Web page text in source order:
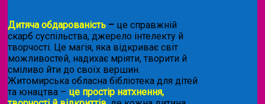
Дитяча обдарованість – це справжній
скарб суспільства, джерело інтелекту й
творчості. Це магія, яка відкриває світ
можливостей, надихає мріяти, творити й
сміливо йти до своїх вершин.
Житомирська обласна бібліотека для дітей
та юнацтва – це простір натхнення,